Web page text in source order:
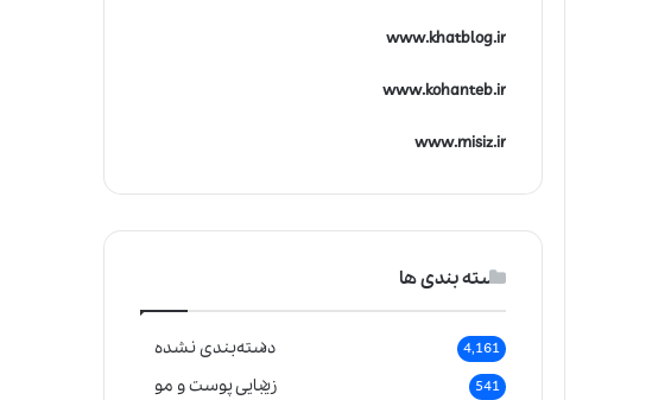
www.khatblog.ir
www.kohanteb.ir
www.misiz.ir
دسته بندی ها
دسته‌بندی نشده 4,161
زیبایی پوست و مو 541